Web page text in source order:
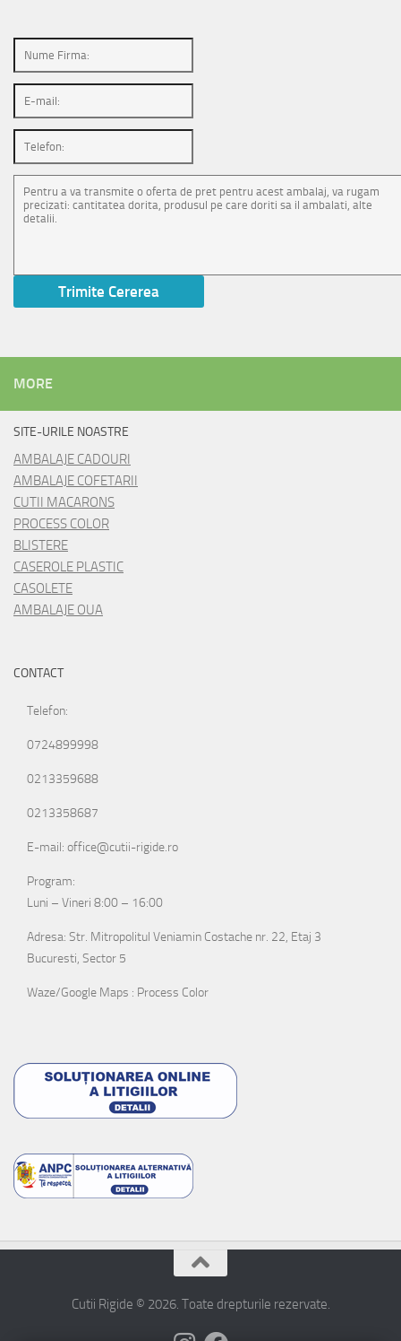
MORE
SITE-URILE NOASTRE
AMBALAJE CADOURI
AMBALAJE COFETARII
CUTII MACARONS
PROCESS COLOR
BLISTERE
CASEROLE PLASTIC
CASOLETE
AMBALAJE OUA
CONTACT
Telefon:
0724899998
0213359688
0213358687
E-mail: office@cutii-rigide.ro
Program:
Luni – Vineri 8:00 – 16:00
Adresa: Str. Mitropolitul Veniamin Costache nr. 22, Etaj 3
Bucuresti, Sector 5
Waze/Google Maps : Process Color
Cutii Rigide © 2026. Toate drepturile rezervate.